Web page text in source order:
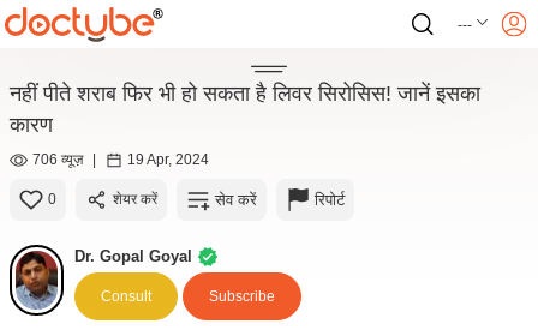
---
नहीं पीते शराब फिर भी हो सकता है लिवर सिरोसिस! जानें इसका
कारण
706 व्यूज़ | 19 Apr, 2024
0 शेयर करें सेव करें रिपोर्ट
Dr. Gopal Goyal
Consult Subscribe